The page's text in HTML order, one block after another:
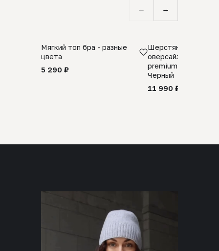
← →
Мягкий топ бра - разные
цвета
5 290 ₽
Шерстяной свитер
оверсайз 100%
premium merino
Черный
11 990 ₽